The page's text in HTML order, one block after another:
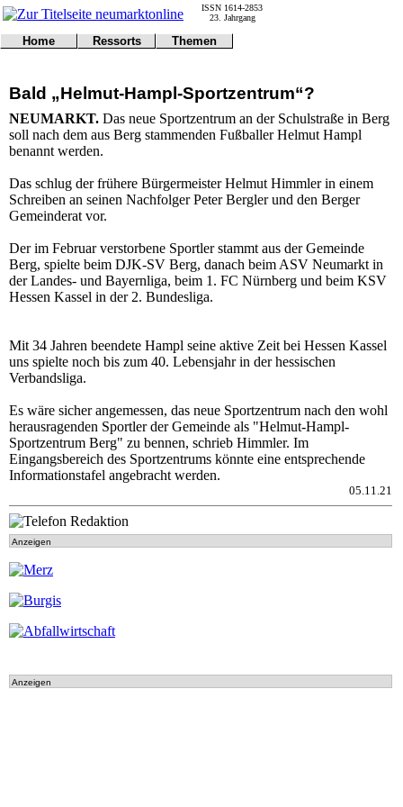
Bald „Helmut-Hampl-Sportzentrum“?
NEUMARKT. Das neue Sportzentrum an der Schulstraße in Berg
soll nach dem aus Berg stammenden Fußballer Helmut Hampl
benannt werden.
Das schlug der frühere Bürgermeister Helmut Himmler in einem
Schreiben an seinen Nachfolger Peter Bergler und den Berger
Gemeinderat vor.
Der im Februar verstorbene Sportler stammt aus der Gemeinde
Berg, spielte beim DJK-SV Berg, danach beim ASV Neumarkt in
der Landes- und Bayernliga, beim 1. FC Nürnberg und beim KSV
Hessen Kassel in der 2. Bundesliga.
Mit 34 Jahren beendete Hampl seine aktive Zeit bei Hessen Kassel
uns spielte noch bis zum 40. Lebensjahr in der hessischen
Verbandsliga.
Es wäre sicher angemessen, das neue Sportzentrum nach den wohl
herausragenden Sportler der Gemeinde als "Helmut-Hampl-
Sportzentrum Berg" zu bennen, schrieb Himmler. Im
Eingangsbereich des Sportzentrums könnte eine entsprechende
Informationstafel angebracht werden.
05.11.21
Anzeigen
Anzeigen
ISSN 1614-2853
23. Jahrgang
Home
Notfall
Impressum
Ressorts
Wirtschaft
Sport
Polizei
Themen
Gericht
Gesundheit
Statistiken
@NM
Tiere
Schule
Eilmeldungen